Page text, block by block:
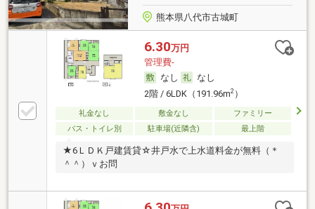
熊本県八代市古城町
6.30万円
管理費-
なし
なし
2階 / 6LDK（191.96m2）
礼金なし 敷金なし
ファミリー
バス・トイレ別
駐車場(近隣含) 最上階
★6ＬＤＫ戸建賃貸☆井戸水で上水道料金が無料（＊
＾＾）ｖお問